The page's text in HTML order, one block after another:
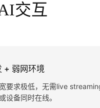
交互
+ 弱网环境
要求极低，无需live
设备同时在线。